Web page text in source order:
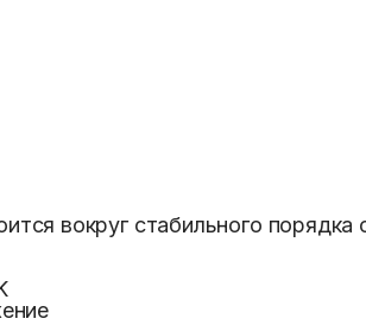
вокруг стабильного порядка